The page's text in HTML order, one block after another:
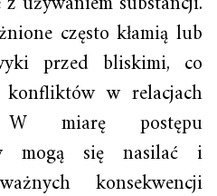
często kłamią lub
przed bliskimi, co
w relacjach
W miarę postępu
mogą się nasilać i
konsekwencji